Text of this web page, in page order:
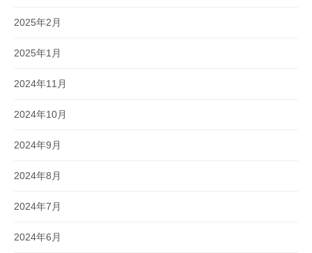
2025年2月
2025年1月
2024年11月
2024年10月
2024年9月
2024年8月
2024年7月
2024年6月